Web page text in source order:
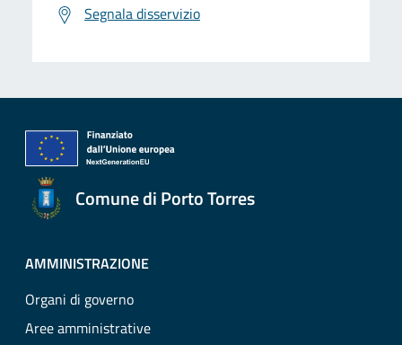
Segnala disservizio
Comune di Porto Torres
AMMINISTRAZIONE
Organi di governo
Aree amministrative